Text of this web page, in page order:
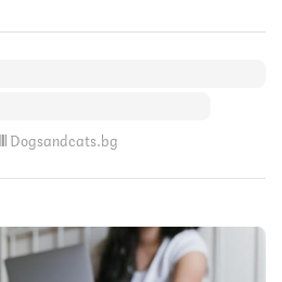
Dogsandcats.bg